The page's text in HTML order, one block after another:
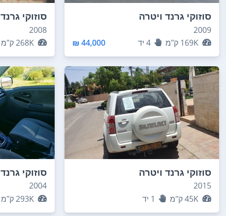
סוזוקי גרנד ויטרה
2009
169K ק"מ 4יד 44,000 ₪
סוזוקי
2008
268Kק"מ
סוזוקי גרנד ויטרה
2015
45Kק"מ 1 יד
סוזוקי
2004
293Kק"מ